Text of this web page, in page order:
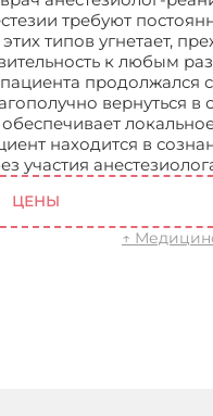
требуют
типов угнетает,
к любым
продолжался
вернуться
находится в
участия
ЦЕНЫ
↑